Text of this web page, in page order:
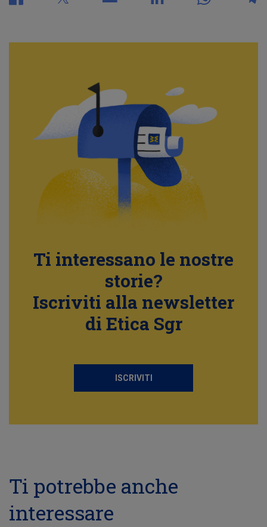
Ti interessano le nostre
storie?
Iscriviti alla newsletter
di Etica Sgr
ISCRIVITI
Ti potrebbe anche
interessare